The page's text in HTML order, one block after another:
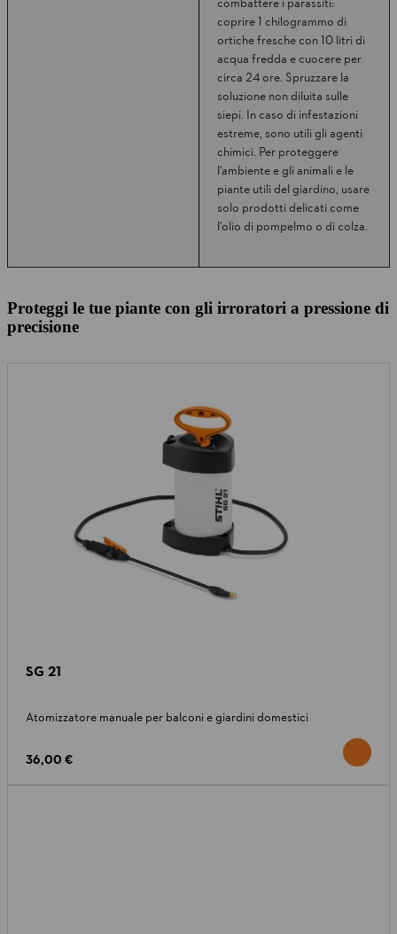
combattere i parassiti:
coprire 1 chilogrammo di
ortiche fresche con 10 litri di
acqua fredda e cuocere per
circa 24 ore. Spruzzare la
soluzione non diluita sulle
siepi. In caso di infestazioni
estreme, sono utili gli agenti
chimici. Per proteggere
l'ambiente e gli animali e le
piante utili del giardino, usare
solo prodotti delicati come
l'olio di pompelmo o di colza.
Proteggi le tue piante con gli irroratori a pressione di
precisione
SG 21
Atomizzatore manuale per balconi e giardini domestici
36,00 €